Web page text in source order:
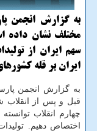
به گزارش انجمن
مختلف نشان داده
سهم ایران از
ایران بر قله
به گزارش انجمن
قبل و پس از انقلاب
چهارم انقلاب
اختصاص دهیم.